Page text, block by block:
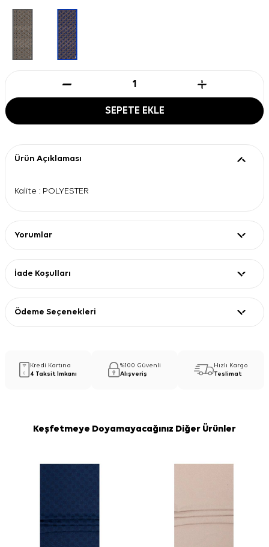
SEPETE EKLE
Ürün Açıklaması
Kalite : POLYESTER
Yorumlar
İade Koşulları
Ödeme Seçenekleri
Kredi Kartına
4 Taksit İmkanı
%100 Güvenli
Alışveriş
Hızlı Kargo
Teslimat
Keşfetmeye Doyamayacağınız Diğer Ürünler